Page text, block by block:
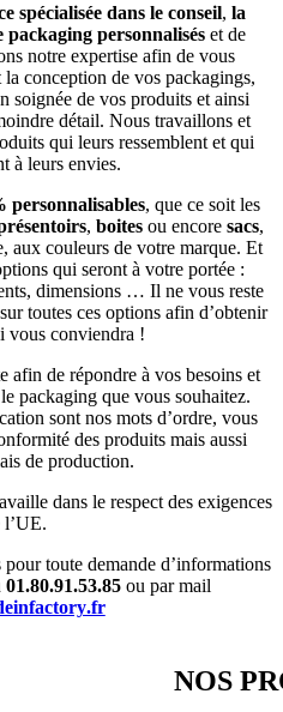
spécialisée dans le conseil, la
personnalisés et de
notre expertise afin de vous
conception de vos packagings,
soignée de vos produits et ainsi
détail. Nous travaillons et
qui leurs ressemblent et qui
à leurs envies.
personnalisables, que ce soit les
, boitesou encoresacs,
aux couleurs de votre marque. Et
qui seront à votre portée :
dimensions … Il ne vous reste
toutes ces options afin d’obtenir
vous conviendra !
afin de répondre à vos besoins et
packaging que vous souhaitez.
sont nos mots d’ordre, vous
des produits mais aussi
de production.
dans le respect des exigences
l’UE.
toute demande d’informations
01.80.91.53.85 ou par mail
NOS